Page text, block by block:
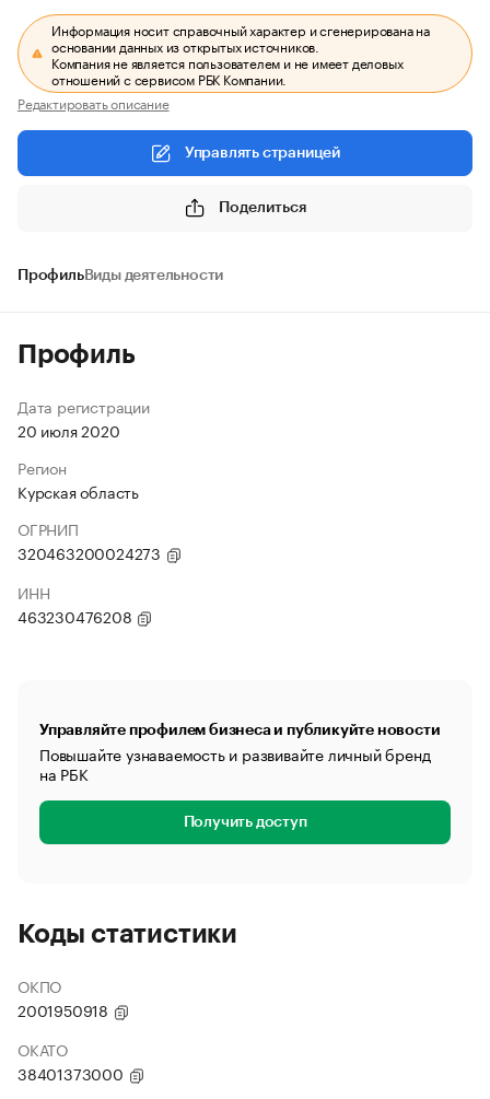
Информация носит справочный характер и сгенерирована на
основании данных из открытых источников.
Компания не является пользователем и не имеет деловых
отношений с сервисом РБК Компании.
Редактировать описание
Управлять страницей
Поделиться
ПрофильВиды деятельности
Профиль
Дата регистрации
20 июля 2020
Регион
Курская область
ОГРНИП
320463200024273
ИНН
463230476208
Управляйте профилем бизнеса и публикуйте новости
Повышайте узнаваемость и развивайте личный бренд
на РБК
Получить доступ
Коды статистики
ОКПО
2001950918
ОКАТО
38401373000